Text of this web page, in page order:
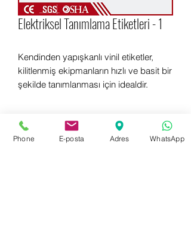
Elektriksel Tanımlama Etiketleri - 1
Kendinden yapışkanlı vinil etiketler,
kilitlenmiş ekipmanların hızlı ve basit bir
şekilde tanımlanması için idealdir.
Phone E-posta Adres WhatsApp